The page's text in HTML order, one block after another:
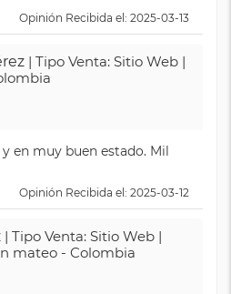
Opinión Recibida el: 2025-03-13
| Tipo Venta: Sitio Web |
en muy buen estado. Mil
Opinión Recibida el: 2025-03-12
| Tipo Venta: Sitio Web |
mateo - Colombia